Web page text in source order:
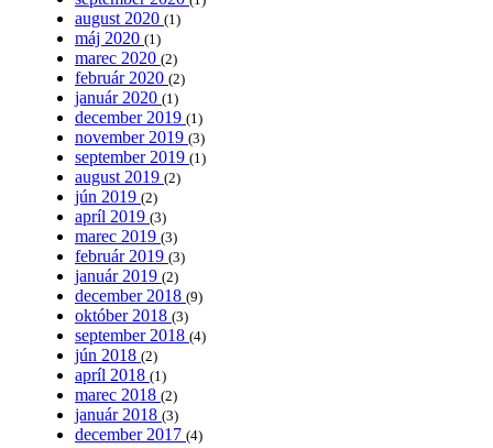
august 2020 (1)
máj 2020 (1)
marec 2020 (2)
február 2020 (2)
január 2020 (1)
december 2019 (1)
november 2019 (3)
september 2019 (1)
august 2019 (2)
jún 2019 (2)
apríl 2019 (3)
marec 2019 (3)
február 2019 (3)
január 2019 (2)
december 2018 (9)
október 2018 (3)
september 2018 (4)
jún 2018 (2)
apríl 2018 (1)
marec 2018 (2)
január 2018 (3)
december 2017 (4)